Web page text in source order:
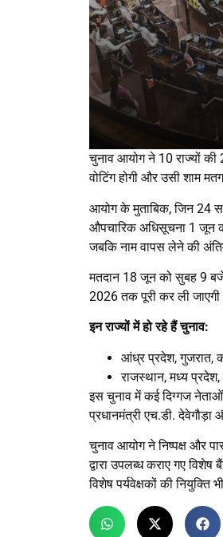
चुनाव आयोग ने 10 राज्यों की
वोटिंग होगी और उसी शाम
आयोग के मुताबिक, जिन 24
औपचारिक अधिसूचना 1 जून
जबकि नाम वापस लेने की
मतदान 18 जून को सुबह 9
2026 तक पूरी कर ली
इन राज्यों में हो रहे हैं चुनाव:
आंध्र प्रदेश, गुजरात,
राजस्थान, मध्य
इस चुनाव में कई दिग्गज नेताओं
प्रधानमंत्री एच.डी.
चुनाव आयोग ने निष्पक्ष और
द्वारा उपलब्ध कराए गए
विशेष पर्यवेक्षकों की नियुक्ति